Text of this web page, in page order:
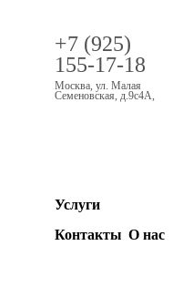
+7 (925)
155-17-18
Москва, ул. Малая
Семеновская, д.9с4А,
Услуги
Контакты О нас